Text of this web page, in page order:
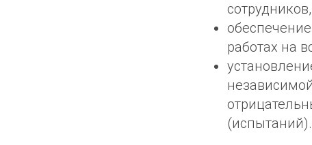
работах на
(испытаний).